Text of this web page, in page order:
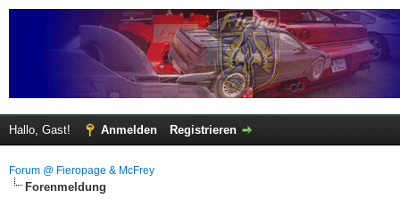
Hallo, Gast! Anmelden Registrieren
Forum @ Fieropage & McFrey
Forenmeldung